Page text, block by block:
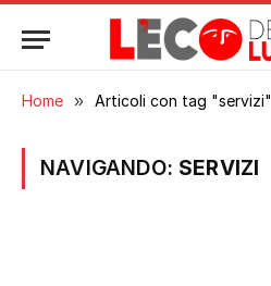
Home » Articoli con tag "servizi"
NAVIGANDO: SERVIZI